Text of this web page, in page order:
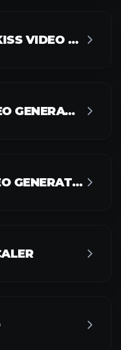
AI FRENCH KISS VIDEO GENERATOR
AI KISS VIDEO GENERATOR
AI HUG VIDEO GENERATOR